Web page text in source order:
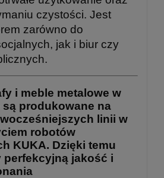
czystości. Jest
zarówno do
jak i biur czy
i meble metalowe w
produkowane na
linii w
robotów
KUKA. Dzięki temu
perfekcyjną jakość i